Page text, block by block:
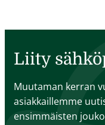
Liity
Muutaman kerran
asiakkaillemme
ensimmäisten